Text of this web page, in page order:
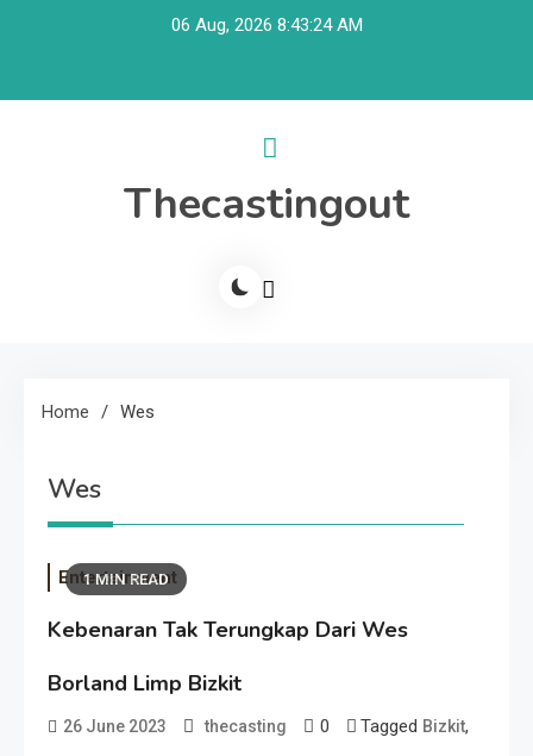
06 Aug, 2026 8:43:24 AM
Thecastingout
Home Wes
Wes
1 MIN READ
Entertainment
Kebenaran Tak Terungkap Dari Wes
Borland Limp Bizkit
26 June 2023 thecasting 0 Tagged Bizkit,